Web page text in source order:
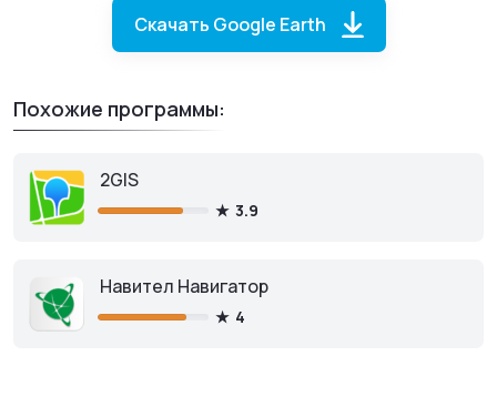
Скачать Google Earth
Похожие программы:
2GIS
3.9
Навител Навигатор
4